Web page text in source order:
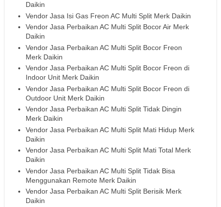
Daikin
Vendor Jasa Isi Gas Freon AC Multi Split Merk Daikin
Vendor Jasa Perbaikan AC Multi Split Bocor Air Merk
Daikin
Vendor Jasa Perbaikan AC Multi Split Bocor Freon
Merk Daikin
Vendor Jasa Perbaikan AC Multi Split Bocor Freon di
Indoor Unit Merk Daikin
Vendor Jasa Perbaikan AC Multi Split Bocor Freon di
Outdoor Unit Merk Daikin
Vendor Jasa Perbaikan AC Multi Split Tidak Dingin
Merk Daikin
Vendor Jasa Perbaikan AC Multi Split Mati Hidup Merk
Daikin
Vendor Jasa Perbaikan AC Multi Split Mati Total Merk
Daikin
Vendor Jasa Perbaikan AC Multi Split Tidak Bisa
Menggunakan Remote Merk Daikin
Vendor Jasa Perbaikan AC Multi Split Berisik Merk
Daikin